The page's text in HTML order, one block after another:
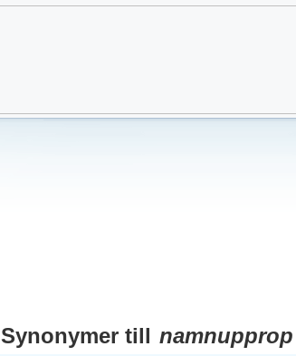
Synonymer till namnupprop